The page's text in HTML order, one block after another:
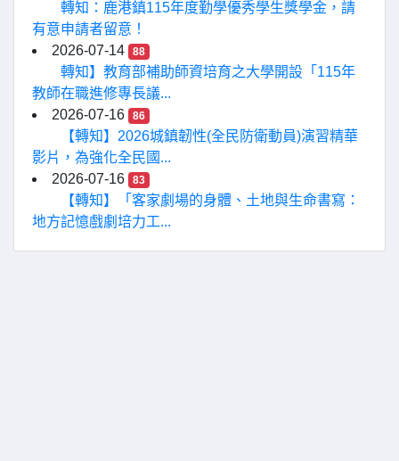
轉知：鹿港鎮115年度勤學優秀學生獎學金，請
有意申請者留意！
2026-07-14
88
轉知】教育部補助師資培育之大學開設「115年
教師在職進修專長議...
2026-07-16
86
【轉知】2026城鎮韌性(全民防衛動員)演習精華
影片，為強化全民國...
2026-07-16
83
【轉知】「客家劇場的身體、土地與生命書寫：
地方記憶戲劇培力工...